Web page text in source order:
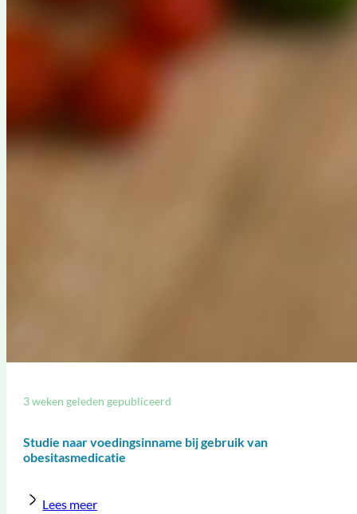
Studie naar voedingsinname bij gebruik van
obesitasmedicatie
3 weken geleden gepubliceerd
Lees meer